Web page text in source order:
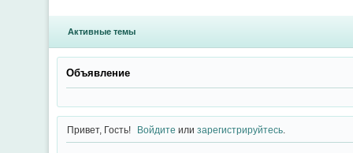
Активные темы
Объявление
Привет, Гость! Войдите илизарегистрируйтесь